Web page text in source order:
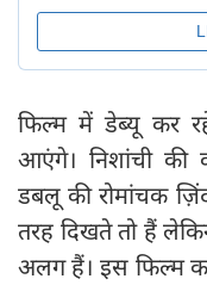
फिल्म में डेब्यू कर
आएंगे। निशांची की
डबलू की रोमांचक
तरह दिखते तो हैं
अलग हैं। इस फिल्म